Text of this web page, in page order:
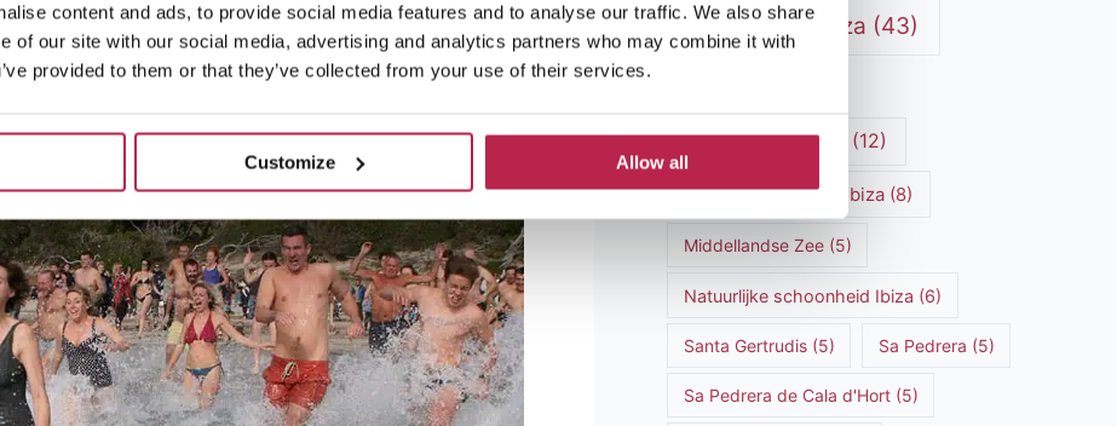
content and ads, to provide social media features and to analyse our traffic. We also share
of our site with our social media, advertising and analytics partners who may combine it with
provided to them or that they’ve collected from your use of their services.
Customize Allow all
Luxe villa's Ibiza (43)
Luxe Villa Verhuur (12)
Luxe Villa Verhuur Ibiza (8)
Middellandse Zee(5)
Natuurlijke schoonheid Ibiza (6)
Santa Gertrudis(5) Sa Pedrera (5)
Sa Pedrera de Cala d'Hort(5)